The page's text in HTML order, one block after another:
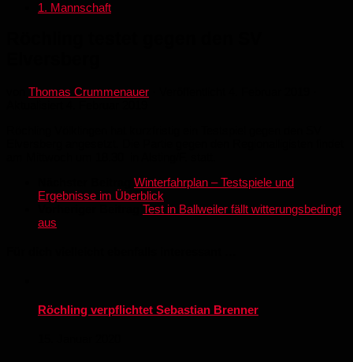
1. Mannschaft
Thomas Crummenauer
Winterfahrplan – Testspiele und
Ergebnisse im Überblick
Test in Ballweiler fällt witterungsbedingt
aus
Röchling verpflichtet Sebastian Brenner